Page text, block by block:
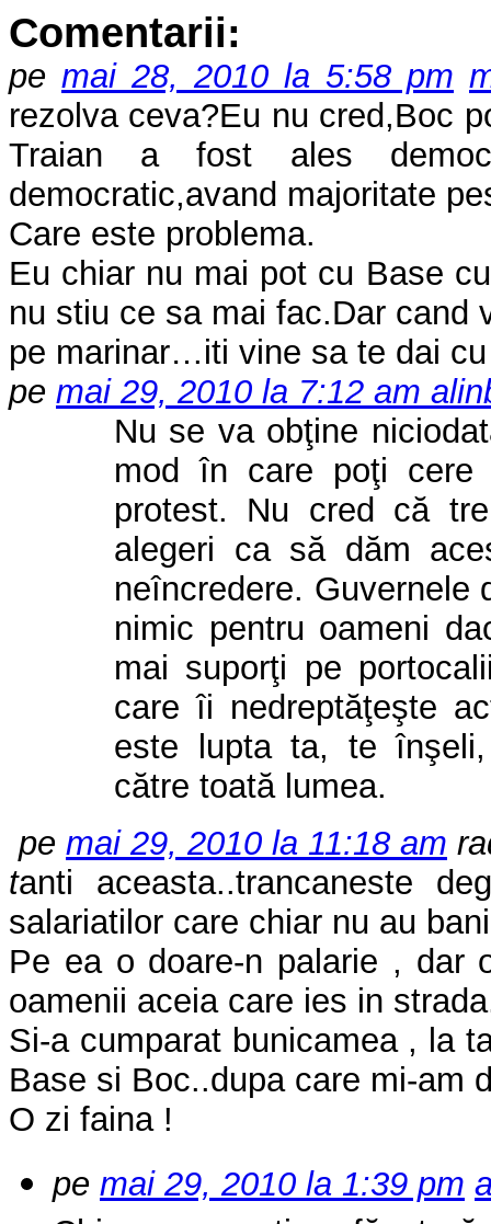
Comentarii:
pe mai 28, 2010 la 5:58 pm
rezolva ceva?Eu nu cred,Boc
Traian a fost ales
democratic,avand majoritate
Care este problema.
Eu chiar nu mai pot cu Base
nu stiu ce sa mai fac.Dar cand
pe marinar…iti vine sa te dai
pe mai 29, 2010 la 7:12 am
Nu se va obţine
mod în care poţi cere
protest. Nu cred că
alegeri ca să dăm
neîncredere. Guvernele
nimic pentru oameni
mai suporţi pe
care îi nedreptăţeşte
este lupta ta, te
către toată lumea.
pe mai 29, 2010 la 11:18 am
tanti aceasta..trancaneste
salariatilor care chiar nu au
Pe ea o doare-n palarie , dar
oamenii aceia care ies in
Si-a cumparat bunicamea , la
Base si Boc..dupa care mi-am
O zi faina !
pe mai 29, 2010 la 1:39 pm